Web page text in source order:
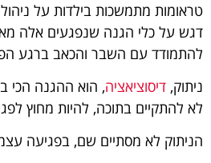
טראומות מתמשכות בילדות על
דגש על כלי הגנה שנפגעים אלה
להתמודד עם השבר והכאב ברגע
ניתוק, דיסוציאציה, הוא ההגנה הכי
לא להתקיים בתוכה, להיות מחוץ
הניתוק לא מסתיים שם, בפגיעה